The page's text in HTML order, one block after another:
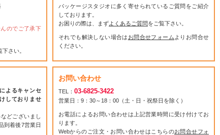
のでご了承下
下さい。
パッケージスタジオに多く寄せられているご質問をご紹介
しております。
お困りの際は、まずよくあるご質問をご覧下さい。
それでも解決しない場合は お問合せフォーム よりお問合せ
ください。
よるキャンセ
しておりませ
どございまし
到着後7営業日
お問い合わせ
TEL： 03-6825-3422
営業日：9：30～18：00（土・日・祝祭日を除く）
お電話によるお問い合わせは上記営業時間に受け付けてお
ります。
Webからのご注文・お問い合わせはこちらのお問合せフォ